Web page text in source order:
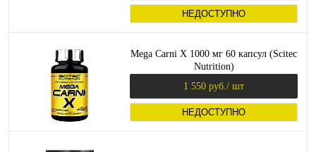
НЕДОСТУПНО
Mega Carni X 1000 мг 60 капсул (Scitec
Nutrition)
1 550 руб. / шт
НЕДОСТУПНО